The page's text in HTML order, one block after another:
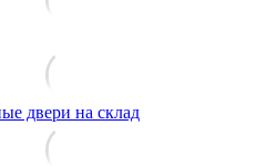
двери на склад